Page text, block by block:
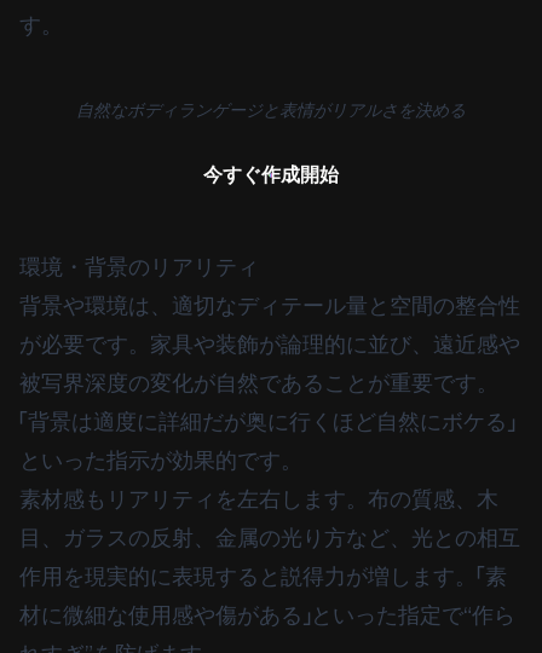
す。
自然なボディランゲージと表情がリアルさを決める
今すぐ作成開始
環境・背景のリアリティ
背景や環境は、適切なディテール量と空間の整合性
が必要です。家具や装飾が論理的に並び、遠近感や
被写界深度の変化が自然であることが重要です。
「背景は適度に詳細だが奥に行くほど自然にボケる」
といった指示が効果的です。
素材感もリアリティを左右します。布の質感、木
目、ガラスの反射、金属の光り方など、光との相互
作用を現実的に表現すると説得力が増します。「素
材に微細な使用感や傷がある」といった指定で“作ら